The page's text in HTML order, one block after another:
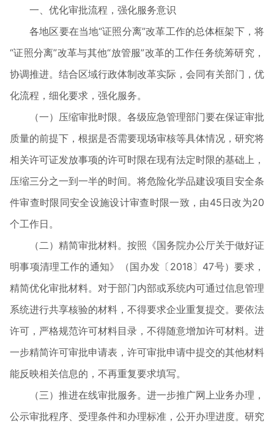
一、优化审批流程，强化服务意识
各地区要在当地“证照分离”改革工作的总体框架下，将
“证照分离”改革与其他“放管服”改革的工作任务统筹研究，
协调推进。结合区域行政体制改革实际，会同有关部门，优
化流程，细化要求，强化服务。
（一）压缩审批时限。各级应急管理部门要在保证审批
质量的前提下，根据是否需要现场审核等具体情况，研究将
相关许可证发放事项的许可时限在现有法定时限的基础上，
压缩三分之一到一半的时间。将危险化学品建设项目安全条
件审查时限同安全设施设计审查时限一致，由45日改为20
个工作日。
（二）精简审批材料。按照《国务院办公厅关于做好证
明事项清理工作的通知》（国办发〔2018〕47号）要求，
精简优化审批材料。对于部门内部或系统内可通过信息管理
系统进行共享核验的材料，不得要求企业重复提交。要依法
许可，严格规范许可材料目录，不得随意增加许可材料。进
一步精简许可审批申请表，许可审批申请中提交的其他材料
能反映相关信息的，不再重复要求填写。
（三）推进在线审批服务。进一步推广网上业务办理，
公示审批程序、受理条件和办理标准，公开办理进度。研究